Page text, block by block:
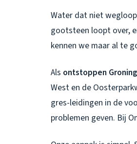
Water dat niet
gootsteen loopt over,
kennen we maar al te
Als ontstoppen
West en de
gres-leidingen in de
problemen geven. Bij